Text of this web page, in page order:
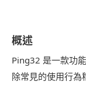
概述
Ping32 是一款功
除常見的使用行為